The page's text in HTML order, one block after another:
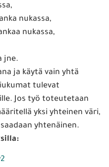
nukassa,
nukassa,
jne.
ja käytä vain yhtä
tulevat
Jos työ toteutetaan
yksi yhteinen väri,
yhtenäinen.